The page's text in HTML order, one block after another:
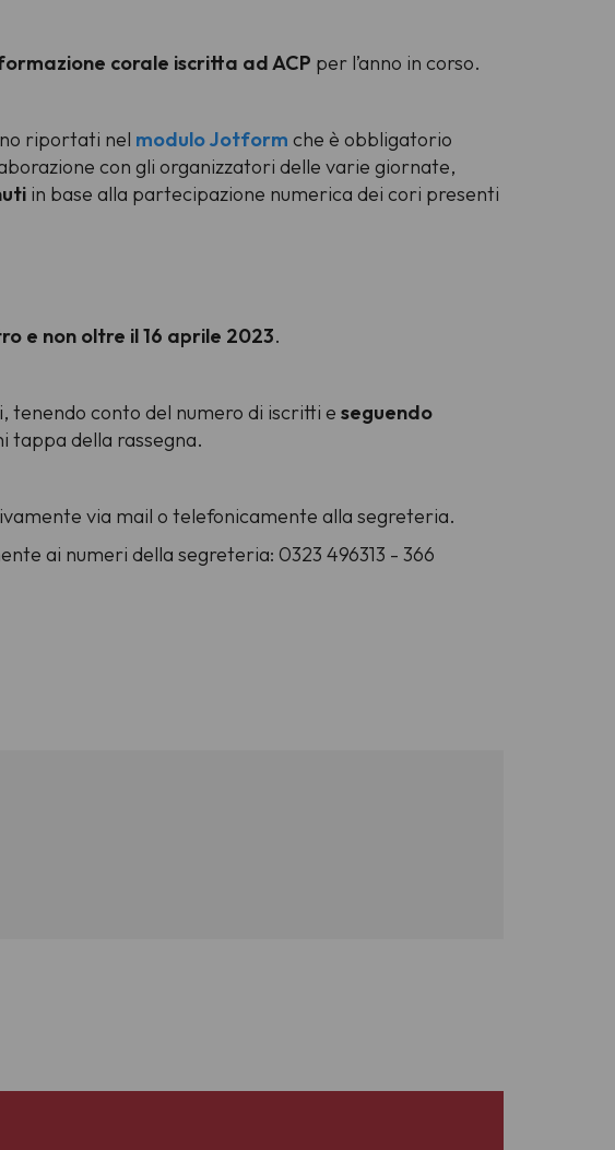
corale iscritta ad ACP per l’anno in corso.
riportati nel modulo Jotform che è obbligatorio
con gli organizzatori delle varie giornate,
in base alla partecipazione numerica dei cori presenti
e non oltre il 16 aprile 2023.
tenendo conto del numero di iscritti e seguendo
tappa della rassegna.
via mail o telefonicamente alla segreteria.
ai numeri della segreteria: 0323 496313 - 366